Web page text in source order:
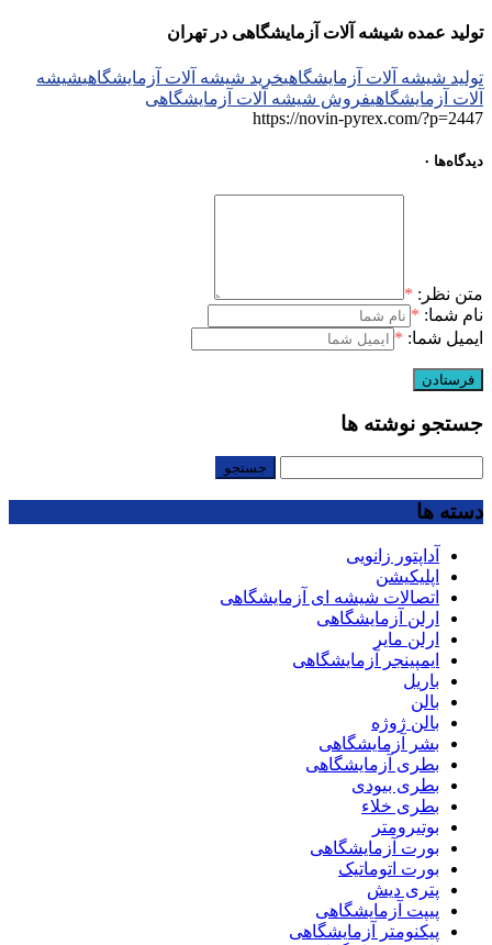
تولید عمده شیشه آلات آزمایشگاهی در تهران
تولید شیشه آلات آزمایشگاهیخرید شیشه آلات آزمایشگاهیشیشه
آلات آزمایشگاهیفروش شیشه آلات آزمایشگاهی
https://novin-pyrex.com/?p=2447
دیدگاه‌ها ۰
متن نظر: *
نام شما: *
ایمیل شما: *
جستجو نوشته ها
دسته ها
آداپتور زانویی
اپلیکیشن
اتصالات شیشه ای آزمایشگاهی
ارلن آزمایشگاهی
ارلن مایر
ایمپینجر آزمایشگاهی
باریل
بالن
بالن ژوژه
بشر آزمایشگاهی
بطری آزمایشگاهی
بطری بیودی
بطری خلاء
بوتیرومتر
بورت آزمایشگاهی
بورت اتوماتیک
پتری دیش
پیپت آزمایشگاهی
پیکنومتر آزمایشگاهی